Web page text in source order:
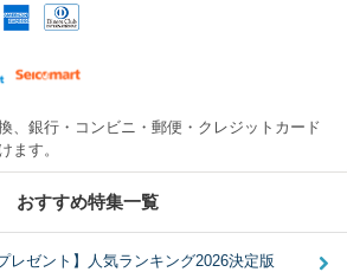
、銀行・コンビニ・郵便・クレジットカード
ます。
おすすめ特集一覧
レゼント】人気ランキング2026決定版